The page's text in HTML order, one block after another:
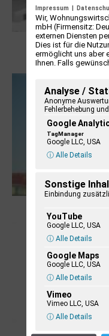
Boy Lornsen
Steinen,
NUKLEUS Kiel
Impressum
Wir,
mbH (Firmensitz:
externen Diensten
Dies ist für die
ermöglicht uns aber
Ihnen. Falls
Analyse /
Anonyme
Fehlerbehebung
Google
TagManager
Google LLC, USA
ⓘ Alle Details
Sonstige
Einbindung
YouTube
Google LLC, USA
ⓘ Alle Details
Google Maps
Google LLC, USA
ⓘ Alle Details
Vimeo
Vimeo LLC, USA
ⓘ Alle Details